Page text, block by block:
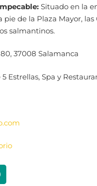
Situado en la
pie de la Plaza Mayor, las
salmantinos.
37008 Salamanca
Estrellas, Spa y